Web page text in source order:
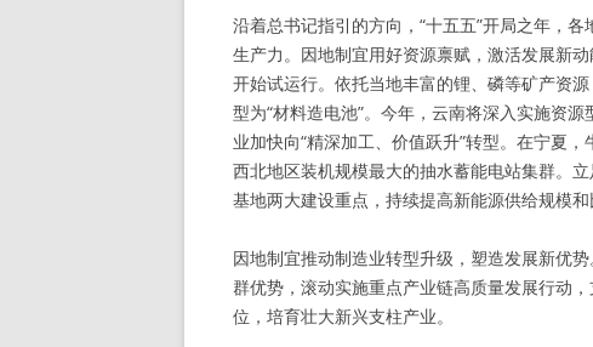
沿着总书记指引的方向，“十五五”开局之年，
生产力。因地制宜用好资源禀赋，激活发展新
开始试运行。依托当地丰富的锂、磷等矿产资
型为“材料造电池”。今年，云南将深入实施资
业加快向“精深加工、价值跃升”转型。在宁夏
西北地区装机规模最大的抽水蓄能电站集群。
基地两大建设重点，持续提高新能源供给规模和
因地制宜推动制造业转型升级，塑造发展新优
群优势，滚动实施重点产业链高质量发展行动
位，培育壮大新兴支柱产业。